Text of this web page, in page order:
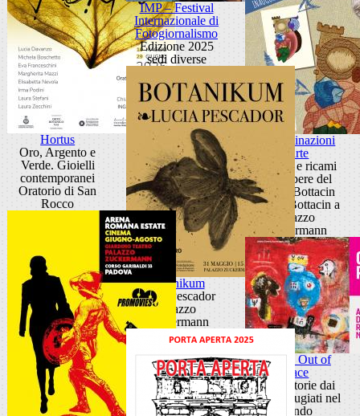
Hortus
Oro, Argento e
Verde. Gioielli
contemporanei
Oratorio di San
Rocco
IMP – Festival
Internazionale di
Fotogiornalismo
Edizione 2025
sedi diverse
Contaminazioni
d'arte
Disegni e ricami
dalle opere del
Museo Bottacin
Museo Bottacin a
Palazzo
Zuckermann
Botanikum
Lucia Pescador
Palazzo
Zuckermann
Mostra Out of
Place
Arte e storie dai
campi rifugiati nel
mondo